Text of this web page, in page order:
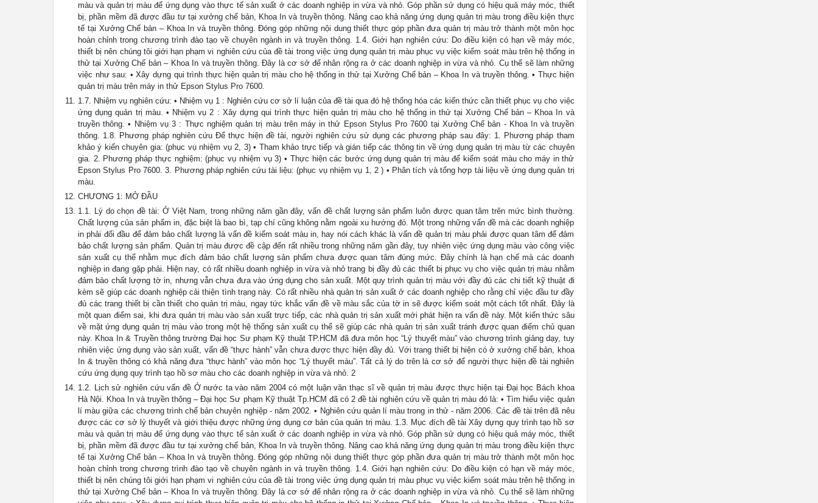
màu và quản trị màu để ứng dụng vào thực tế sản xuất ở các doanh nghiệp in vừa và nhỏ. Góp phần sử dụng có hiệu quả máy móc, thiết
bị, phần mềm đã được đầu tư tại xưởng chế bản, Khoa In và truyền thông. Nâng cao khả năng ứng dụng quản trị màu trong điều kiện thực
tế tại Xưởng Chế bản – Khoa In và truyền thông. Đóng góp những nội dung thiết thực góp phần đưa quản trị màu trở thành một môn học
hoàn chỉnh trong chương trình đào tạo về chuyên ngành in và truyền thông. 1.4. Giới hạn nghiên cứu: Do điều kiện có hạn về máy móc,
thiết bị nên chúng tôi giới hạn phạm vi nghiên cứu của đề tài trong việc ứng dụng quản trị màu phục vụ việc kiểm soát màu trên hệ thống in
thử tại Xưởng Chế bản – Khoa In và truyền thông. Đây là cơ sở để nhân rộng ra ở các doanh nghiệp in vừa và nhỏ. Cụ thể sẽ làm những
việc như sau: • Xây dựng qui trình thực hiện quản trị màu cho hệ thống in thử tại Xưởng Chế bản – Khoa In và truyền thông. • Thực hiện
quản trị màu trên máy in thử Epson Stylus Pro 7600.
1.7. Nhiệm vụ nghiên cứu: • Nhiệm vụ 1 : Nghiên cứu cơ sở lí luận của đề tài qua đó hệ thống hóa các kiến thức cần thiết phục vụ cho việc
ứng dụng quản trị màu. • Nhiệm vụ 2 : Xây dựng qui trình thực hiện quản trị màu cho hệ thống in thử tại Xưởng Chế bản – Khoa In và
truyền thông. • Nhiệm vụ 3 : Thực nghiệm quản trị màu trên máy in thử Epson Stylus Pro 7600 tại Xưởng Chế bản - Khoa In và truyền
thông. 1.8. Phương pháp nghiên cứu Để thực hiện đề tài, người nghiên cứu sử dụng các phương pháp sau đây: 1. Phương pháp tham
khảo ý kiến chuyên gia: (phục vụ nhiệm vụ 2, 3) • Tham khảo trực tiếp và gián tiếp các thông tin về ứng dụng quản trị màu từ các chuyên
gia. 2. Phương pháp thực nghiệm: (phục vụ nhiệm vụ 3) • Thực hiện các bước ứng dụng quản trị màu để kiểm soát màu cho máy in thử
Epson Stylus Pro 7600. 3. Phương pháp nghiên cứu tài liệu: (phục vụ nhiệm vụ 1, 2 ) • Phân tích và tổng hợp tài liệu về ứng dụng quản trị
màu.
CHƯƠNG 1: MỞ ĐẦU
1.1. Lý do chọn đề tài: Ở Việt Nam, trong những năm gần đây, vấn đề chất lượng sản phẩm luôn được quan tâm trên mức bình thường.
Chất lượng của sản phẩm in, đặc biệt là bao bì, tạp chí cũng không nằm ngoài xu hướng đó. Một trong những vấn đề mà các doanh nghiệp
in phải đối đầu để đảm bảo chất lượng là vấn đề kiểm soát màu in, hay nói cách khác là vấn đề quản trị màu phải được quan tâm để đảm
bảo chất lượng sản phẩm. Quản trị màu được đề cập đến rất nhiều trong những năm gần đây, tuy nhiên việc ứng dụng màu vào công việc
sản xuất cụ thể nhằm mục đích đảm bảo chất lượng sản phẩm chưa được quan tâm đúng mức. Đây chính là hạn chế mà các doanh
nghiệp in đang gặp phải. Hiện nay, có rất nhiều doanh nghiệp in vừa và nhỏ trang bị đầy đủ các thiết bị phục vụ cho việc quản trị màu nhằm
đảm bảo chất lượng tờ in, nhưng vẫn chưa đưa vào ứng dụng cho sản xuất. Một quy trình quản trị màu với đầy đủ các chi tiết kỹ thuật đi
kèm sẽ giúp các doanh nghiệp cải thiện tình trạng này. Có rất nhiều nhà quản trị sản xuất ở các doanh nghiệp cho rằng chỉ việc đầu tư đầy
đủ các trang thiết bị cần thiết cho quản trị màu, ngay tức khắc vấn đề về màu sắc của tờ in sẽ được kiểm soát một cách tốt nhất. Đây là
một quan điểm sai, khi đưa quản trị màu vào sản xuất trực tiếp, các nhà quản trị sản xuất mới phát hiện ra vấn đề này. Một kiến thức sâu
về mặt ứng dụng quản trị màu vào trong một hệ thống sản xuất cụ thể sẽ giúp các nhà quản trị sản xuất tránh được quan điểm chủ quan
này. Khoa In & Truyền thông trường Đại học Sư phạm Kỹ thuật TP.HCM đã đưa môn học “Lý thuyết màu” vào chương trình giảng dạy, tuy
nhiên việc ứng dụng vào sản xuất, vấn đề “thực hành” vẫn chưa được thực hiện đầy đủ. Với trang thiết bị hiện có ở xưởng chế bản, khoa
In & truyền thông có khả năng đưa “thực hành” vào môn học “Lý thuyết màu”. Tất cả lý do trên là cơ sở để người thực hiện đề tài nghiên
cứu ứng dụng quy trình tạo hồ sơ màu cho các doanh nghiệp in vừa và nhỏ. 2
1.2. Lịch sử nghiên cứu vấn đề Ở nước ta vào năm 2004 có một luận văn thạc sĩ về quản trị màu được thực hiện tại Đại học Bách khoa
Hà Nội. Khoa In và truyền thông – Đại học Sư phạm Kỹ thuật Tp.HCM đã có 2 đề tài nghiên cứu về quản trị màu đó là: • Tìm hiểu việc quản
lí màu giữa các chương trình chế bản chuyên nghiệp - năm 2002. • Nghiên cứu quản lí màu trong in thử - năm 2006. Các đề tài trên đã nêu
được các cơ sở lý thuyết và giới thiệu được những ứng dụng cơ bản của quản trị màu. 1.3. Mục đích đề tài Xây dựng quy trình tạo hồ sơ
màu và quản trị màu để ứng dụng vào thực tế sản xuất ở các doanh nghiệp in vừa và nhỏ. Góp phần sử dụng có hiệu quả máy móc, thiết
bị, phần mềm đã được đầu tư tại xưởng chế bản, Khoa In và truyền thông. Nâng cao khả năng ứng dụng quản trị màu trong điều kiện thực
tế tại Xưởng Chế bản – Khoa In và truyền thông. Đóng góp những nội dung thiết thực góp phần đưa quản trị màu trở thành một môn học
hoàn chỉnh trong chương trình đào tạo về chuyên ngành in và truyền thông. 1.4. Giới hạn nghiên cứu: Do điều kiện có hạn về máy móc,
thiết bị nên chúng tôi giới hạn phạm vi nghiên cứu của đề tài trong việc ứng dụng quản trị màu phục vụ việc kiểm soát màu trên hệ thống in
thử tại Xưởng Chế bản – Khoa In và truyền thông. Đây là cơ sở để nhân rộng ra ở các doanh nghiệp in vừa và nhỏ. Cụ thể sẽ làm những